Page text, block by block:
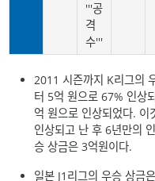
'''공
격
수'''
2011 시즌까지 K리그의
터 5억 원으로 67% 인상
억 원으로 인상되었다.
인상되고 난 후 6년만의
승 상금은 3억원이다.
일본 J1리그의 우승 상금